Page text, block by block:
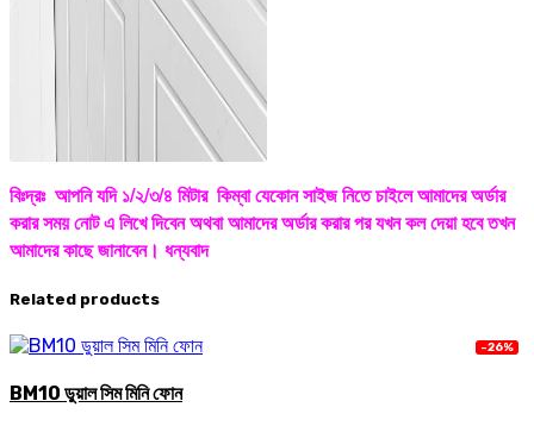
বিঃদ্রঃ আপনি যদি ১/২/৩/৪ মিটার কিম্বা যেকোন সাইজ নিতে চাইলে আমাদের অর্ডার
করার সময় নোট এ লিখে দিবেন অথবা আমাদের অর্ডার করার পর যখন কল দেয়া হবে তখন
আমাদের কাছে জানাবেন। ধন্যবাদ
Related products
-26%
BM10 ডুয়াল সিম মিনি ফোন